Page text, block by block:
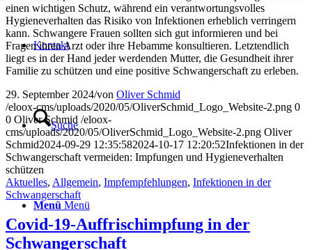
Kontakt
Suche
Menü Menü
einen wichtigen Schutz, während ein verantwortungsvolles
Hygieneverhalten das Risiko von Infektionen erheblich verringern
kann. Schwangere Frauen sollten sich gut informieren und bei
Fragen ihren Arzt oder ihre Hebamme konsultieren. Letztendlich
liegt es in der Hand jeder werdenden Mutter, die Gesundheit ihrer
Familie zu schützen und eine positive Schwangerschaft zu erleben.
29. September 2024/von Oliver Schmid
/eloox-cms/uploads/2020/05/OliverSchmid_Logo_Website-2.png 0
0 Oliver Schmid /eloox-
cms/uploads/2020/05/OliverSchmid_Logo_Website-2.png Oliver
Schmid2024-09-29 12:35:582024-10-17 12:20:52Infektionen in der
Schwangerschaft vermeiden: Impfungen und Hygieneverhalten
schützen
Aktuelles, Allgemein, Impfempfehlungen, Infektionen in der
Schwangerschaft
Covid-19-Auffrischimpfung in der
Schwangerschaft